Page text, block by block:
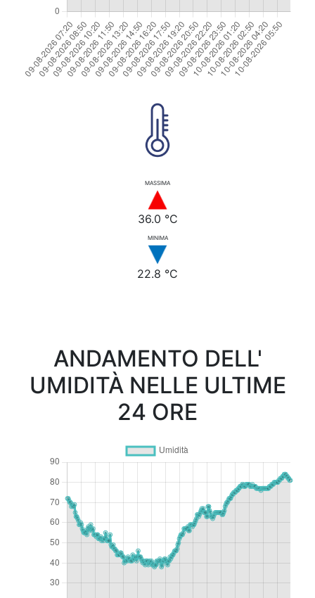
MASSIMA
36.0 °C
MINIMA
22.8 °C
ANDAMENTO DELL'
UMIDITÀ NELLE ULTIME
24 ORE